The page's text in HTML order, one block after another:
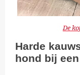
De
Harde
hond bij